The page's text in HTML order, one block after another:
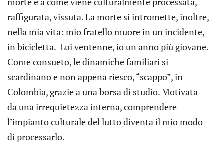
raffigurata, vissuta. La morte si intromette, inoltre,
nella mia vita: mio fratello muore in un incidente,
in bicicletta. Lui ventenne, io un anno più giovane.
Come consueto, le dinamiche familiari si
scardinano e non appena riesco, “scappo”, in
Colombia, grazie a una borsa di studio. Motivata
da una irrequietezza interna, comprendere
l’impianto culturale del lutto diventa il mio modo
di processarlo.